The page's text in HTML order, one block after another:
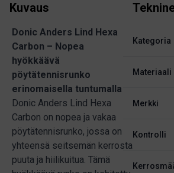
Kuvaus
Donic Anders Lind Hexa
Carbon – Nopea
hyökkäävä
pöytätennisrunko
erinomaisella tuntumalla
Donic Anders Lind Hexa
Carbon on nopea ja vakaa
pöytätennisrunko, jossa on
yhteensä seitsemän kerrosta
puuta ja hiilikuitua. Tämä
Kategoria
Materiaali
Merkki
Kontrolli